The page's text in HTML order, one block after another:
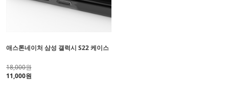
애스톤네이처 삼성 갤럭시 S22 케이스
18,000원
11,000원